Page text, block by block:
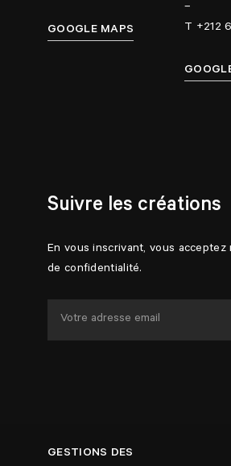
GOOGLE MAPS
–
T +212
Suivre les créations
En vous inscrivant, vous
de confidentialité.
GESTIONS DES